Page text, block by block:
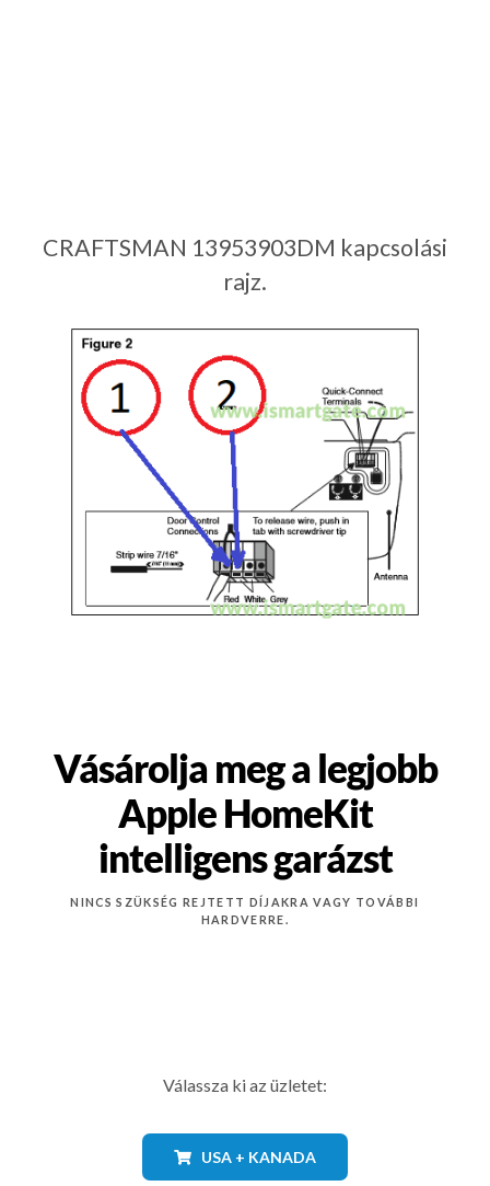
CRAFTSMAN 13953903DM kapcsolási
rajz.
Vásárolja meg a legjobb
Apple HomeKit
intelligens garázst
NINCS SZÜKSÉG REJTETT DÍJAKRA VAGY TOVÁBBI
HARDVERRE.
Válassza ki az üzletet:
USA + KANADA